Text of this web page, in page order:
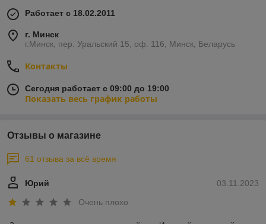
Работает с 18.02.2011
г. Минск
г.Минск, пер. Уральский 15, оф. 116, Минск, Беларусь
Контакты
Сегодня работает с 09:00 до 19:00
Показать весь график работы
Отзывы о магазине
61 отзыва за всё время
03.11.2023
Юрий
Очень плохо